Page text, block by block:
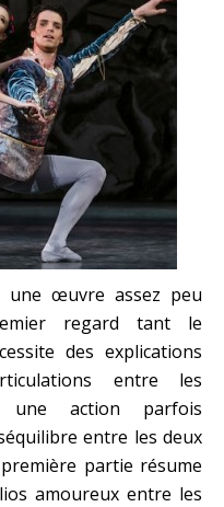
œuvre assez peu
regard tant le
des explications
entre les
une action parfois
entre les deux
partie résume
amoureux entre les